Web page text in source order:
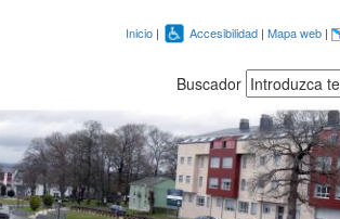
Inicio | Accesibilidad | Mapa web |
Buscador